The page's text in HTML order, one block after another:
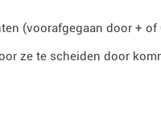
(voorafgegaan door + of
ze te scheiden door